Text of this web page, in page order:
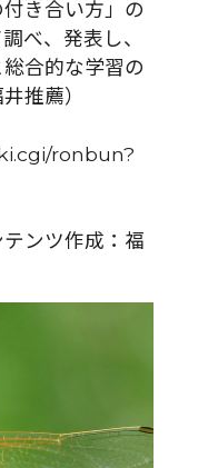
き合い方」の
べ、発表し、
合的な学習の
推薦）
ronbun?
ンツ作成：福